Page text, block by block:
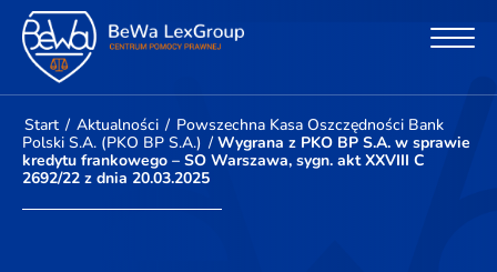
Start / Aktualności / Powszechna Kasa Oszczędności Bank
Polski S.A. (PKO BP S.A.) / Wygrana z PKO BP S.A. w sprawie
kredytu frankowego – SO Warszawa, sygn. akt XXVIII C
2692/22 z dnia 20.03.2025